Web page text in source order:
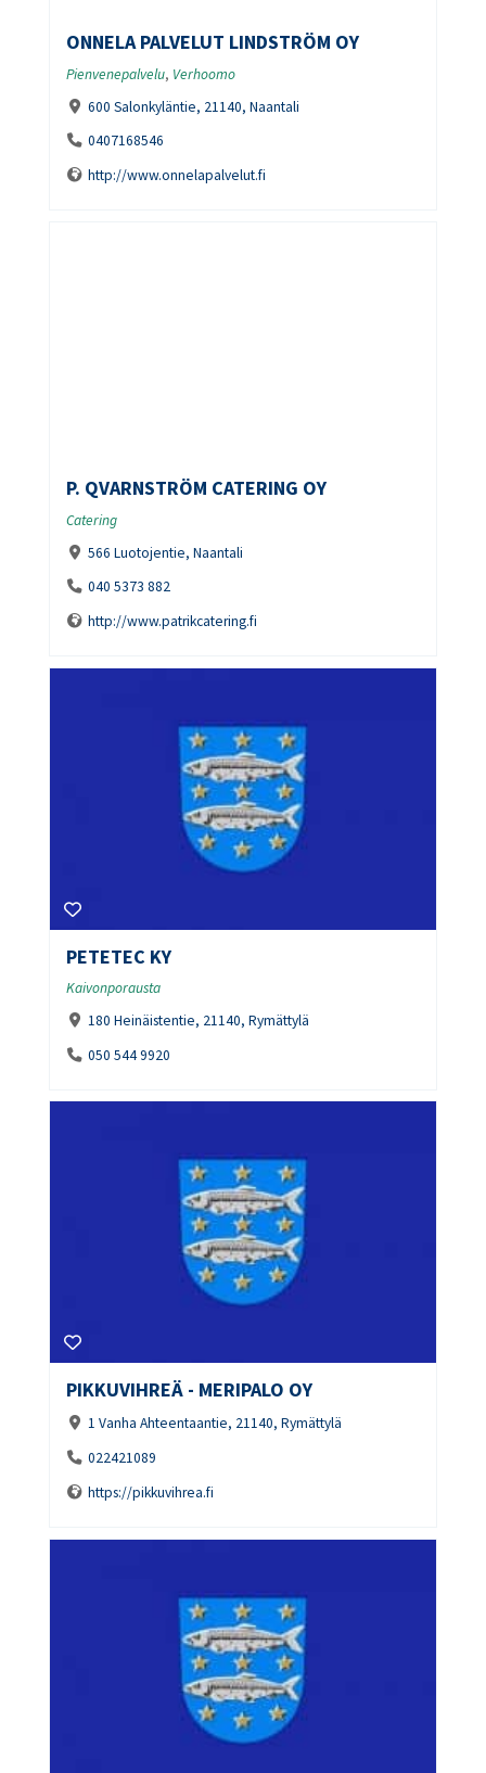
ONNELA PALVELUT LINDSTRÖM OY
Pienvenepalvelu, Verhoomo
600 Salonkyläntie, 21140, Naantali
0407168546
http://www.onnelapalvelut.fi
P. QVARNSTRÖM CATERING OY
Catering
566 Luotojentie, Naantali
040 5373 882
http://www.patrikcatering.fi
PETETEC KY
Kaivonporausta
180 Heinäistentie, 21140, Rymättylä
050 544 9920
PIKKUVIHREÄ - MERIPALO OY
1 Vanha Ahteentaantie, 21140, Rymättylä
022421089
https://pikkuvihrea.fi